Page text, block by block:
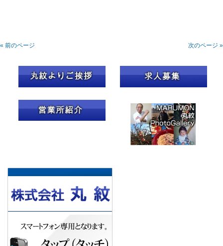
« 前のページ 次のページ »